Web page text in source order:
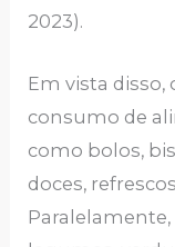
2023).
Em vista
consumo de
como bolos,
doces,